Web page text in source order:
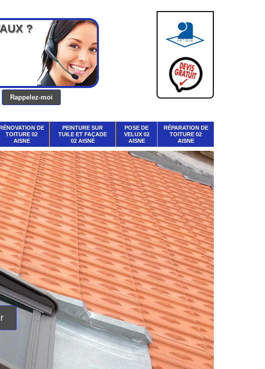
?
DE
TOITURE 02
AISNE
PEINTURE SUR
TUILE ET FAÇADE
02 AISNE
POSE DE
VELUX 02
AISNE
RÉPARATION DE
TOITURE 02
AISNE